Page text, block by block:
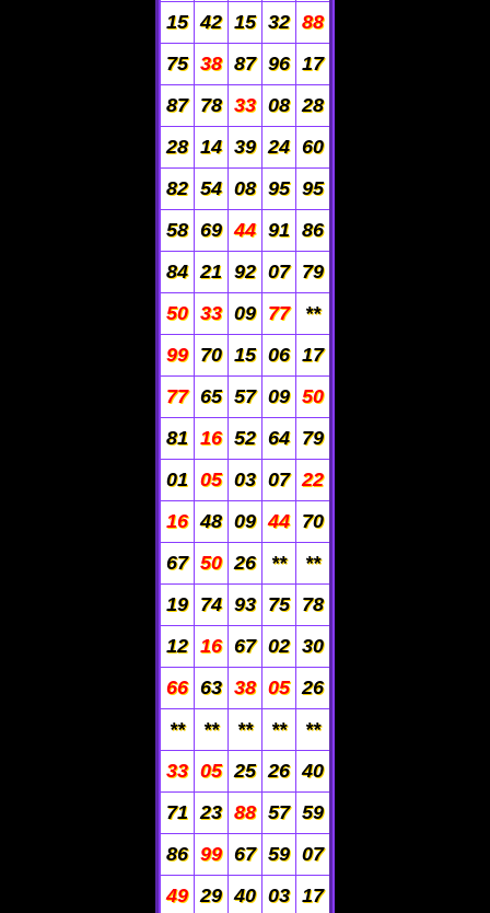
15 42 15 32 88
75 38 87 96 17
87 78 33 08 28
28 14 39 24 60
82 54 08 95 95
58 69 44 91 86
84 21 92 07 79
50 33 09 77
**
99 70 15 06 17
77 65 57 09 50
81 16 52 64 79
01 05 03 07 22
16 48 09 44 70
67 50 26 **
**
19 74 93 75 78
12 16 67 02 30
66 63 38 05 26
**
** ** **
**
33 05 25 26 40
71 23 88 57 59
86 99 67 59 07
49 29 40 03 17